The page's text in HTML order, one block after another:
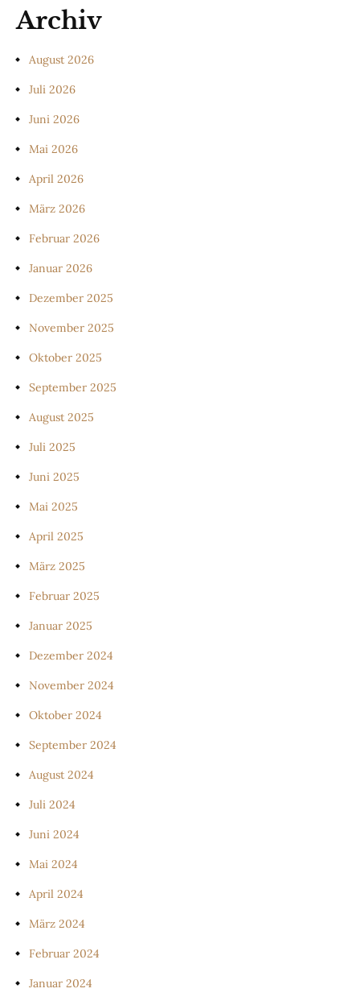
Archiv
August 2026
Juli 2026
Juni 2026
Mai 2026
April 2026
März 2026
Februar 2026
Januar 2026
Dezember 2025
November 2025
Oktober 2025
September 2025
August 2025
Juli 2025
Juni 2025
Mai 2025
April 2025
März 2025
Februar 2025
Januar 2025
Dezember 2024
November 2024
Oktober 2024
September 2024
August 2024
Juli 2024
Juni 2024
Mai 2024
April 2024
März 2024
Februar 2024
Januar 2024